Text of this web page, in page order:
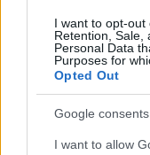
I want to opt-out
Retention, Sale,
Personal Data
Purposes for
Opted Out
Google consents
I want to allow
JNSZ megyei hírek
,képes zoltán,
válogatott,verseny